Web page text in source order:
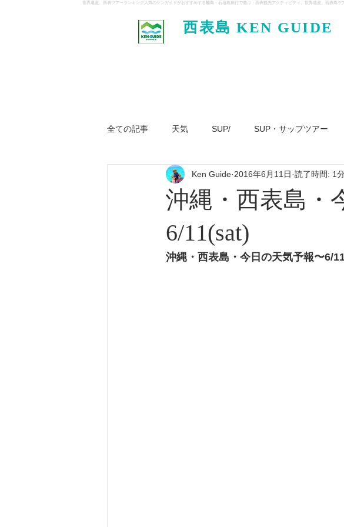
世界遺産、西表ツアーランキング人気のケンガイドがおすすめする離島・石垣島旅行で遊ぶ・西表観光アクティビティ、世界遺産、西表
西表島 KEN GUIDE
全ての記事 天気 SUP/ SUP・サップツアー
ジャングル大冒険ツアー パナリ島 ヨット
沖縄・西表島・
6/11(sat)
Ken Guide 2016年6月11日 読了時間: 1
沖縄・西表島・今日の天気予報〜6/